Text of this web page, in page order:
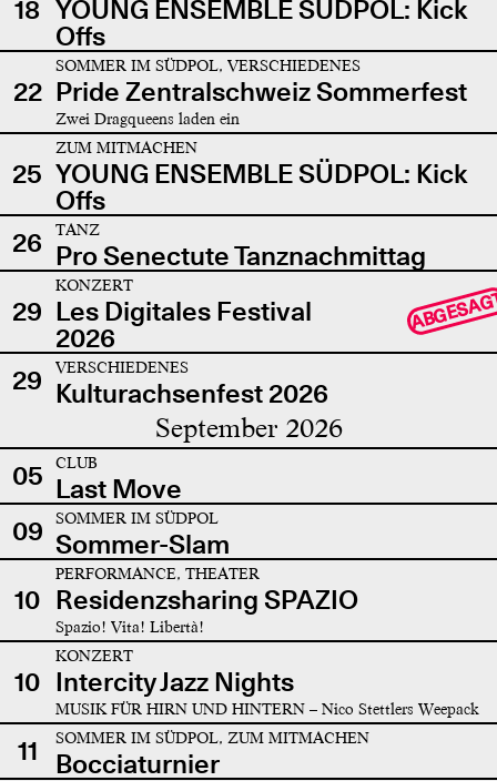
18 YOUNG ENSEMBLE SÜDPOL: Kick
Offs
22
SOMMER IM SÜDPOL, VERSCHIEDENES
Pride Zentralschweiz Sommerfest
Zwei Dragqueens laden ein
25
ZUM MITMACHEN
YOUNG ENSEMBLE SÜDPOL: Kick
Offs
26
TANZ
Pro Senectute Tanznachmittag
29
KONZERT
Les Digitales Festival
2026
29 VERSCHIEDENES
Kulturachsenfest 2026
September 2026
05 CLUB
Last Move
09
SOMMER IM SÜDPOL
Sommer-Slam
10
PERFORMANCE, THEATER
Residenzsharing SPAZIO
Spazio! Vita! Libertà!
10
KONZERT
Intercity Jazz Nights
MUSIK FÜR HIRN UND HINTERN – Nico Stettlers Weepack
11 SOMMER IM SÜDPOL, ZUM MITMACHEN
Bocciaturnier